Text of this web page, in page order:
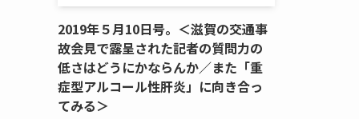
2019年５月10日号。＜滋賀の交通事
故会見で露呈された記者の質問力の
低さはどうにかならんか／また「重
症型アルコール性肝炎」に向き合っ
てみる＞